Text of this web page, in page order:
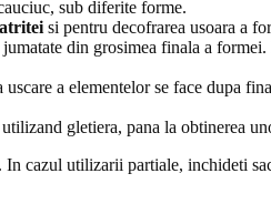
sub diferite forme.
si pentru decofrarea usoara a
din grosimea finala a
a elementelor se face dupa
gletiera, pana la obtinerea
cazul utilizarii partiale, inchideti